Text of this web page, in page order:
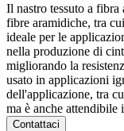
Il nastro tessuto a
fibre aramidiche, tra
ideale per le
nella produzione di
migliorando la
usato in applicazioni
dell'applicazione, tra
ma è anche attendibile
Contattaci